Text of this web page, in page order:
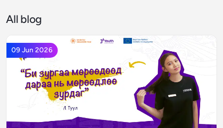
All blog
09 Jun 2026